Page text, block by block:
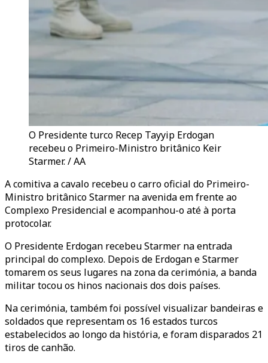
O Presidente turco Recep Tayyip Erdogan
recebeu o Primeiro-Ministro britânico Keir
Starmer. / AA
A comitiva a cavalo recebeu o carro oficial do Primeiro-
Ministro britânico Starmer na avenida em frente ao
Complexo Presidencial e acompanhou-o até à porta
protocolar.
O Presidente Erdogan recebeu Starmer na entrada
principal do complexo. Depois de Erdogan e Starmer
tomarem os seus lugares na zona da cerimónia, a banda
militar tocou os hinos nacionais dos dois países.
Na cerimónia, também foi possível visualizar bandeiras e
soldados que representam os 16 estados turcos
estabelecidos ao longo da história, e foram disparados 21
tiros de canhão.